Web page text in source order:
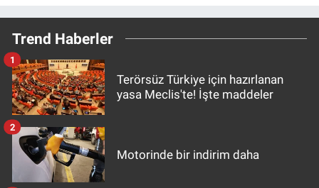
Trend Haberler
Terörsüz Türkiye için hazırlanan
yasa Meclis'te! İşte maddeler
1
Motorinde bir indirim daha
2